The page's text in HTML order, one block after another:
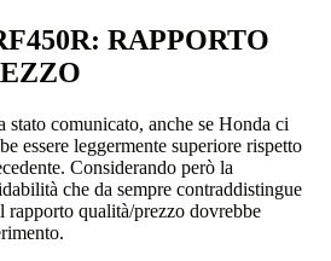
RAPPORTO
stato comunicato, anche se Honda ci
essere leggermente superiore rispetto
Considerando però la
che da sempre contraddistingue
rapporto qualità/prezzo dovrebbe